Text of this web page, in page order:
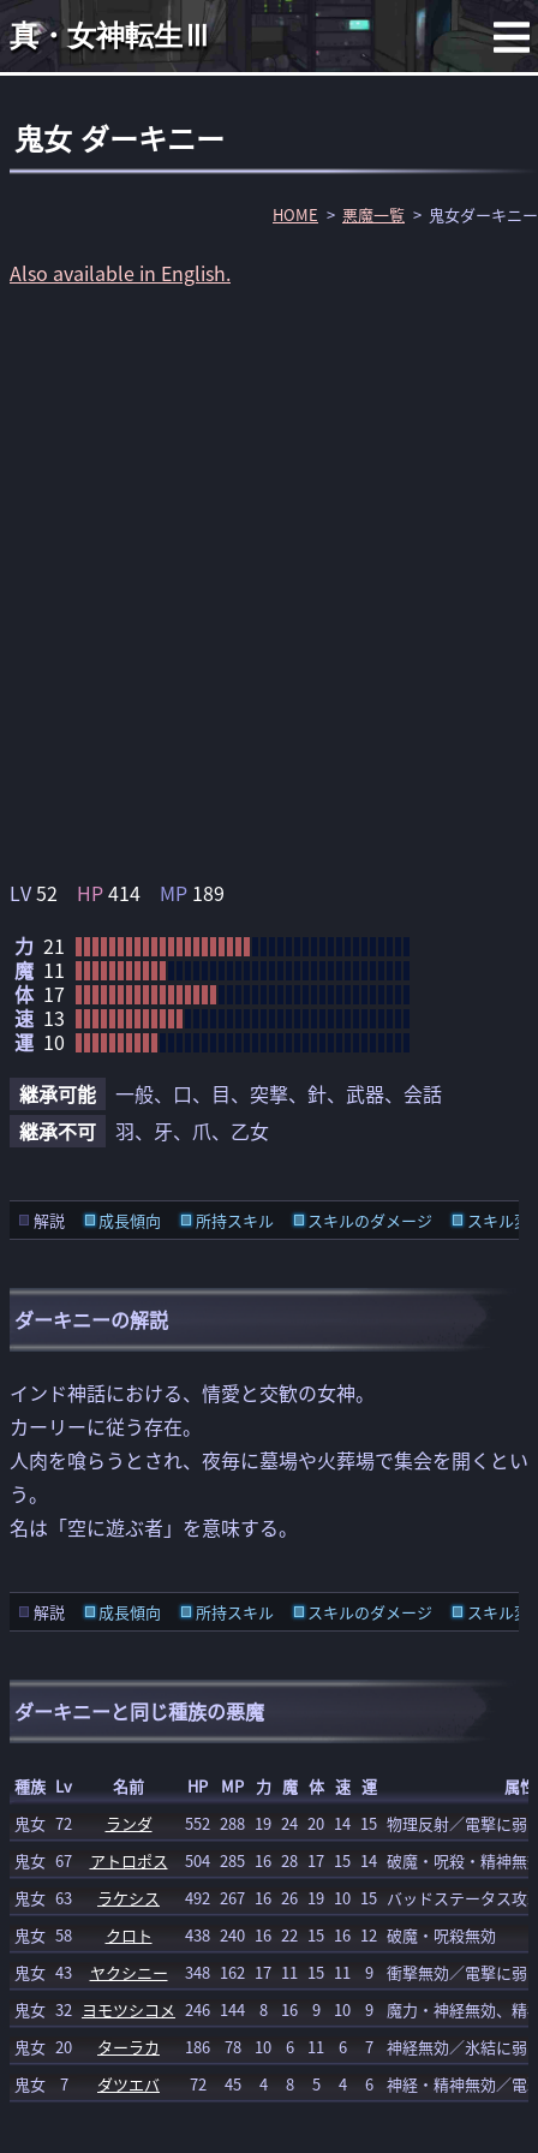
真・女神転生Ⅲ
鬼女 ダーキニー
HOME 悪魔一覧 鬼女ダーキニー
Also available in English.
LV52 HP414 MP 189
力 21
魔 11
体 17
速 13
運 10
継承可能
一般 口 目 突撃 針 武器
会話
継承不可
羽 牙 爪 乙女
解説 成長傾向 所持スキル スキルのダメージ スキル変
ダーキニーの解説
インド神話における、情愛と交歓の女神。
カーリーに従う存在。
人肉を喰らうとされ、夜毎に墓場や火葬場で集会を開くとい
う。
名は「空に遊ぶ者」を意味する。
解説 成長傾向 所持スキル スキルのダメージ スキル変
ダーキニーと同じ種族の悪魔
種族 Lv 名前 HP MP 力 魔 体 速 運
属
鬼女 72 ランダ 552 288 19 24 20 14 15 物理反射／電撃に弱
鬼女 67 アトロポス 504 285 16 28 17 15 14 破魔・呪殺・精神無
鬼女 63 ラケシス 492 267 16 26 19 10 15 バッドステータス攻
鬼女 58 クロト 438 240 16 22 15 16 12 破魔・呪殺無効
鬼女 43 ヤクシニー 348 162 17 11 15 11 9
衝撃無効／電撃に弱
鬼女 32 ヨモツシコメ 246 144 8 16 9 10 9
魔力・神経無効、精
鬼女 20 ターラカ 186 78 10 6 11 6 7
神経無効／氷結に弱
鬼女
7 ダツエバ 72 45 4 8 5 4 6 神経・精神無効／電